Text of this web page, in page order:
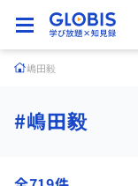
嶋田毅
#嶋田毅